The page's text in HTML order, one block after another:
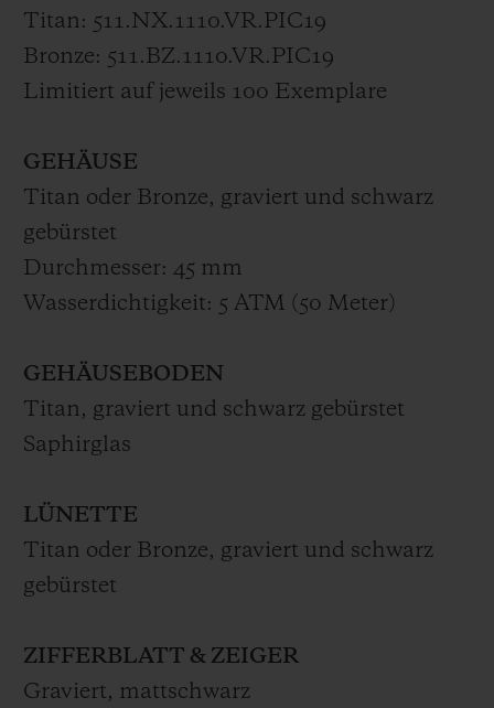
Zeitalter der E-Gitarre – und ihre
unvergleichliche Kreativität. Die Uhr wird
von einem Mechanikwerk mit
oder schwarzem Leder mit Kautschukfutter
getragen. Die Classic Fusion Wild Customs
ist in einer limitierten Auflage von 2x100
nummerierten Exemplaren erhältlich.
sowie einer exklusiven Box, die von den
beiden Marken inspiriert ist.
in der Rue Saint-Honoré 271, 75001 Paris
erhältlich und ab August in anderen
Titan: 511.NX.1110.VR.PIC19
Bronze: 511.BZ.1110.VR.PIC19
Limitiert auf jeweils 100 Exemplare
GEHÄUSE
Titan oder Bronze, graviert und schwarz
gebürstet
Durchmesser: 45 mm
Wasserdichtigkeit: 5 ATM (50 Meter)
GEHÄUSEBODEN
Titan, graviert und schwarz gebürstet
Saphirglas
LÜNETTE
Titan oder Bronze, graviert und schwarz
gebürstet
ZIFFERBLATT & ZEIGER
Graviert, mattschwarz